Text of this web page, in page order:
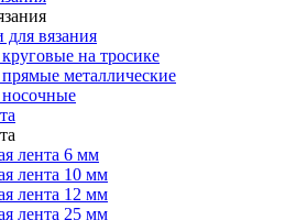
вязания
на тросике
металлические
лента 6 мм
лента 10 мм
лента 12 мм
лента 25 мм